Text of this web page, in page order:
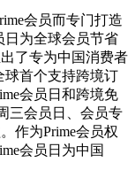
会员而专门打造
日为全球会员节省
了专为中国消费者
球首个支持跨境订
会员日和跨境免
三会员日、会员专
作为Prime会员权
会员日为中国